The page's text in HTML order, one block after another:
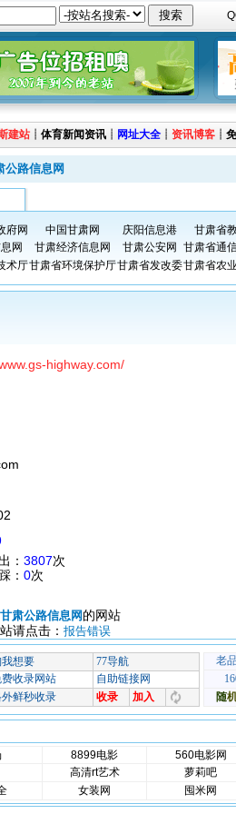
建站 ┊ 体育新闻资讯 ┊ 网址大全 ┊ 资讯博客 ┊
公路信息网
府网 中国甘肃网 庆阳信息港 甘肃省
网
甘肃经济信息网 甘肃公安网 甘肃省通
术厅甘肃省环境保护厅甘肃省发改委甘肃省农
highway.com/
： 3807次
： 0次
甘肃公路信息网 的网站
请点击： 报告错误
8899电影 560电影网
高清rt艺术 萝莉吧
女装网 囤米网